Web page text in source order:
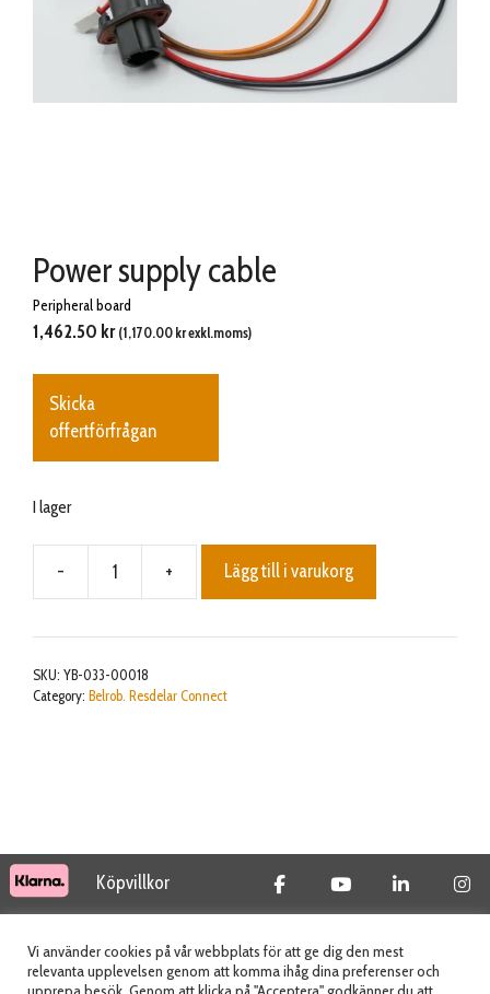
Power supply cable
Peripheral board
1,462.50 kr (1,170.00 krexkl.moms)
Skicka
offertförfrågan
I lager
-
Power
cable
+ Lägg till i varukorg
SKU: YB-033-00018
Category: Belrob. Resdelar Connect
Köpvillkor
© 2026 Tidab AB - All Rights Reserved
Vi använder cookies på vår webbplats för att ge dig den mest
relevanta upplevelsen genom att komma ihåg dina preferenser och